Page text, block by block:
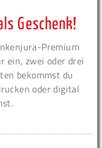
Geschenk!
Premium
ein, zwei oder drei
bekommst du
oder digital